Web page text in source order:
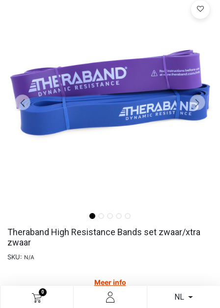
0
NL
Theraband High Resistance Bands set zwaar/xtra
zwaar
SKU: N/A
Meer info
63,59